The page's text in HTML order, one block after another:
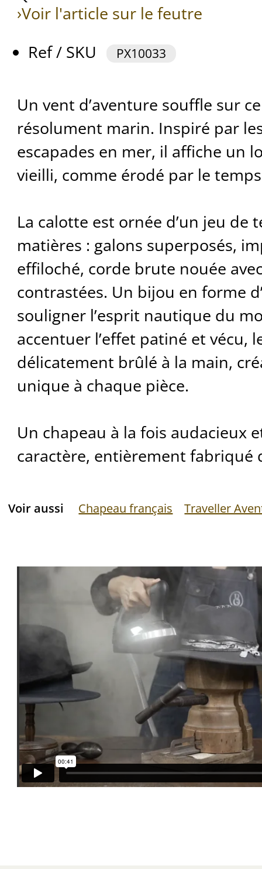
›Voir l'article sur le feutre
Ref / SKU
PX10033
Un vent d’aventure souffle sur
résolument marin. Inspiré par
escapades en mer, il affiche un
vieilli, comme érodé par le
La calotte est ornée d’un jeu de
matières : galons superposés,
effiloché, corde brute nouée
contrastées. Un bijou en forme
souligner l’esprit nautique du
accentuer l’effet patiné et vécu,
délicatement brûlé à la main,
unique à chaque pièce.
Un chapeau à la fois audacieux
caractère, entièrement fabriqué
Voir aussi Chapeau français Traveller